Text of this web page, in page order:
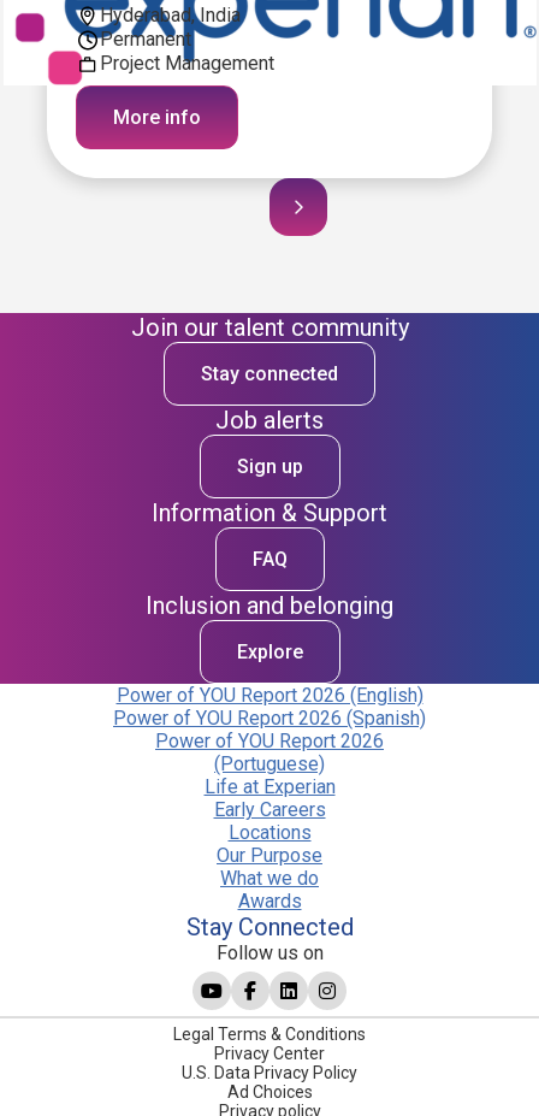
Hyderabad, India
Permanent
Project Management
More info
Join our talent community
Stay connected
Job alerts
Sign up
Information & Support
FAQ
Inclusion and belonging
Explore
Power of YOU Report 2026 (English)
Power of YOU Report 2026 (Spanish)
Power of YOU Report 2026
(Portuguese)
Life at Experian
Early Careers
Locations
Our Purpose
What we do
Awards
Stay Connected
Follow us on
Legal Terms & Conditions
Privacy Center
U.S. Data Privacy Policy
Ad Choices
Privacy policy